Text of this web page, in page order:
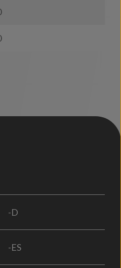
-D
-ES